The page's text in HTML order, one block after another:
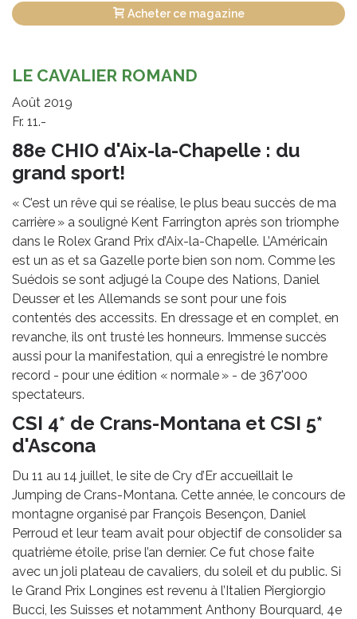
Acheter ce magazine
LE CAVALIER ROMAND
Août 2019
Fr. 11.-
88e CHIO d'Aix-la-Chapelle : du
grand sport!
« C’est un rêve qui se réalise, le plus beau succès de ma
carrière » a souligné Kent Farrington après son triomphe
dans le Rolex Grand Prix d’Aix-la-Chapelle. L’Américain
est un as et sa Gazelle porte bien son nom. Comme les
Suédois se sont adjugé la Coupe des Nations, Daniel
Deusser et les Allemands se sont pour une fois
contentés des accessits. En dressage et en complet, en
revanche, ils ont trusté les honneurs. Immense succès
aussi pour la manifestation, qui a enregistré le nombre
record - pour une édition « normale » - de 367'000
spectateurs.
CSI 4* de Crans-Montana et CSI 5*
d'Ascona
Du 11 au 14 juillet, le site de Cry d’Er accueillait le
Jumping de Crans-Montana. Cette année, le concours de
montagne organisé par François Besençon, Daniel
Perroud et leur team avait pour objectif de consolider sa
quatrième étoile, prise l’an dernier. Ce fut chose faite
avec un joli plateau de cavaliers, du soleil et du public. Si
le Grand Prix Longines est revenu à l’Italien Piergiorgio
Bucci, les Suisses et notamment Anthony Bourquard, 4e